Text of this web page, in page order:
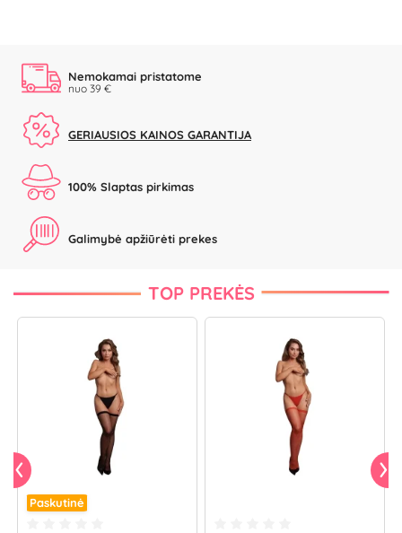
Nemokamai pristatome
nuo 39 €
GERIAUSIOS KAINOS GARANTIJA
100% Slaptas pirkimas
Galimybė apžiūrėti prekes
TOP PREKĖS
Paskutinė